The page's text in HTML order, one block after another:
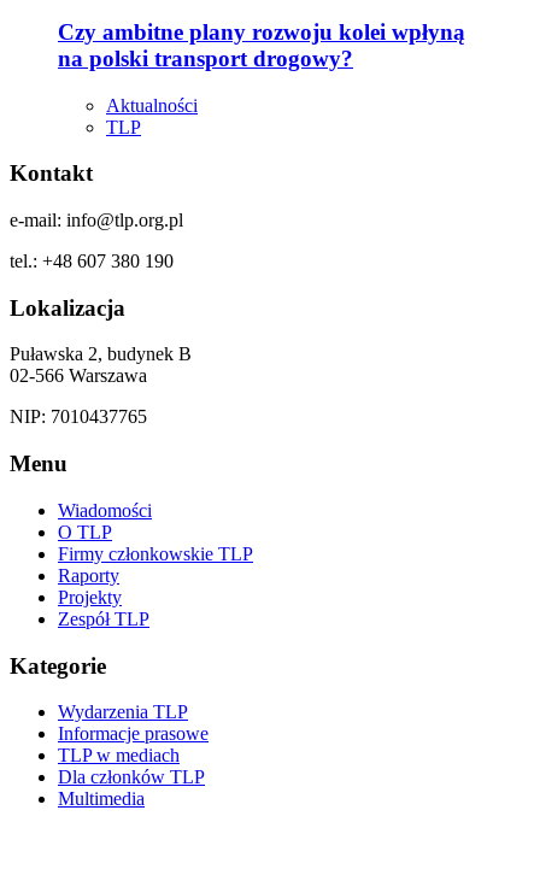
Czy ambitne plany rozwoju kolei wpłyną
na polski transport drogowy?
Aktualności
TLP
Kontakt
e-mail: info@tlp.org.pl
tel.: +48 607 380 190
Lokalizacja
Puławska 2, budynek B
02-566 Warszawa
NIP: 7010437765
Menu
Wiadomości
O TLP
Firmy członkowskie TLP
Raporty
Projekty
Zespół TLP
Kategorie
Wydarzenia TLP
Informacje prasowe
TLP w mediach
Dla członków TLP
Multimedia